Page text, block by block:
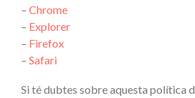
– Chrome
– Explorer
– Firefox
– Safari
Si té dubtes sobre aquesta política